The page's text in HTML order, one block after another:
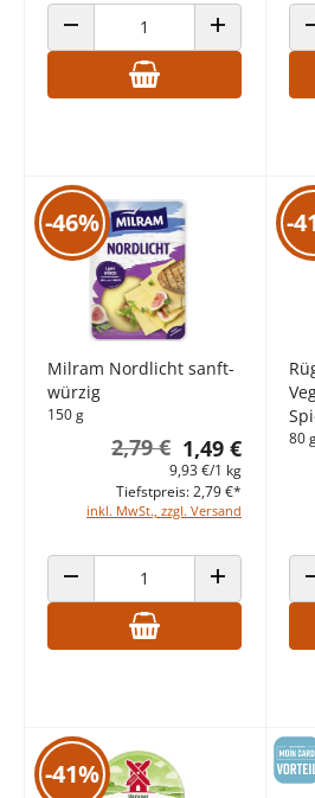
ANZAHL VERRINGERN ANZAHL
-46%
Milram Nordlicht sanft-
würzig
150 g
1,49 €
2,79 €
9,93 €/1 kg
inkl. MwSt., zzgl. Versand
Tiefstpreis: 2,79 €*
ANZAHL VERRINGERN ANZAHL
-
80
-41%